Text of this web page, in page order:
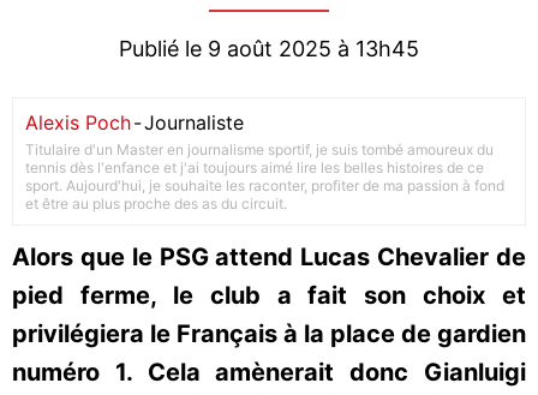
Publié le 9 août 2025 à 13h45
Alexis Poch-Journaliste
Titulaire d'un Master en journalisme sportif, je suis tombé amoureux du
tennis dès l'enfance et j'ai toujours aimé lire les belles histoires de ce
sport. Aujourd'hui, je souhaite les raconter, profiter de ma passion à fond
et être au plus proche des as du circuit.
Alors que le PSG attend Lucas Chevalier de
pied ferme, le club a fait son choix et
privilégiera le Français à la place de gardien
numéro 1. Cela amènerait donc Gianluigi